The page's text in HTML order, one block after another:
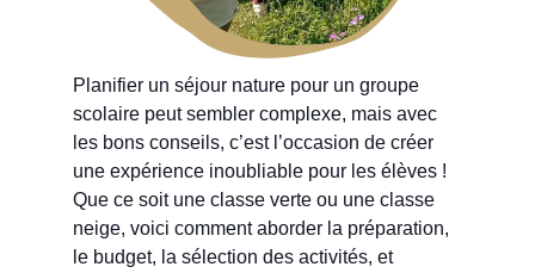
Planifier un séjour nature pour un groupe
scolaire peut sembler complexe, mais avec
les bons conseils, c’est l’occasion de créer
une expérience inoubliable pour les élèves !
Que ce soit une classe verte ou une classe
neige, voici comment aborder la préparation,
le budget, la sélection des activités, et